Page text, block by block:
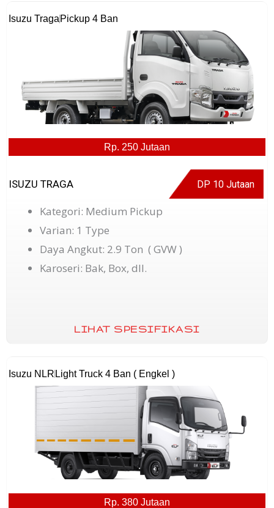
Isuzu TragaPickup 4 Ban
Rp. 250 Jutaan
ISUZU TRAGA DP 10 Jutaan
Kategori: Medium Pickup
Varian: 1 Type
Daya Angkut: 2.9 Ton ( GVW )
Karoseri: Bak, Box, dll.
LIHAT SPESIFIKASI
Isuzu NLR Light Truck 4 Ban ( Engkel )
Rp. 380 Jutaan